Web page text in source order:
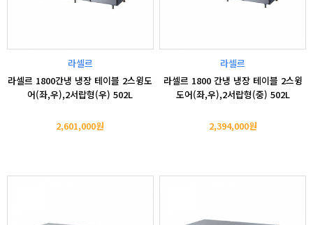
라셀르
라셀르 1800간냉 냉장 테이블 2스윙도
어(좌,우),2서랍형(우) 502L
2,601,000원
라셀르
라셀르 1800 간냉 냉장 테이블 2스윙
도어(좌,우),2서랍형(중) 502L
2,394,000원